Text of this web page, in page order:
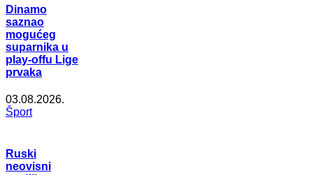
Dinamo
saznao
mogućeg
suparnika u
play-offu Lige
prvaka
03.08.2026.
Šport
Ruski
neovisni